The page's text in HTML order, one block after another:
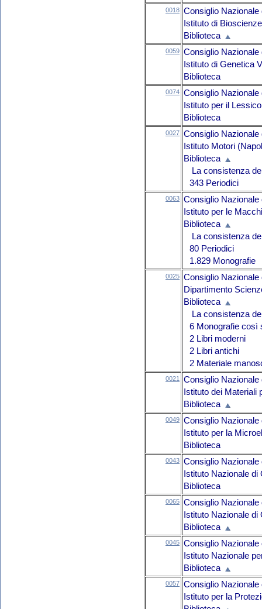
0018 Consiglio Nazionale
Istituto di
Biblioteca
0059 Consiglio Nazionale
Istituto di Genetica
Biblioteca
0074 Consiglio Nazionale
Istituto per il
Biblioteca
0027 Consiglio Nazionale
Istituto Motori
Biblioteca
La consistenza
343 Periodici
0063 Consiglio Nazionale
Istituto per le
Biblioteca
La consistenza
80 Periodici
1.829 Monografie
0025 Consiglio Nazionale
Dipartimento
Biblioteca
La consistenza
6 Monografie così
2 Libri moderni
2 Libri antichi
2 Materiale
0021
Consiglio Nazionale
Istituto dei
Biblioteca
0049 Consiglio Nazionale
Istituto per la
Biblioteca
0043 Consiglio Nazionale
Istituto Nazionale di
Biblioteca
0065 Consiglio Nazionale
Istituto Nazionale
Biblioteca
0045 Consiglio Nazionale
Istituto Nazionale
Biblioteca
0057 Consiglio Nazionale
Istituto per la